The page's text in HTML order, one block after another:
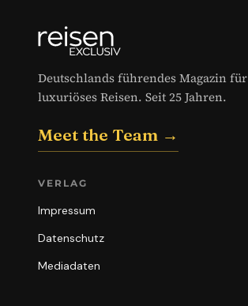
Deutschlands führendes Magazin für
luxuriöses Reisen. Seit 25 Jahren.
Meet the Team →
VERLAG
Impressum
Datenschutz
Mediadaten